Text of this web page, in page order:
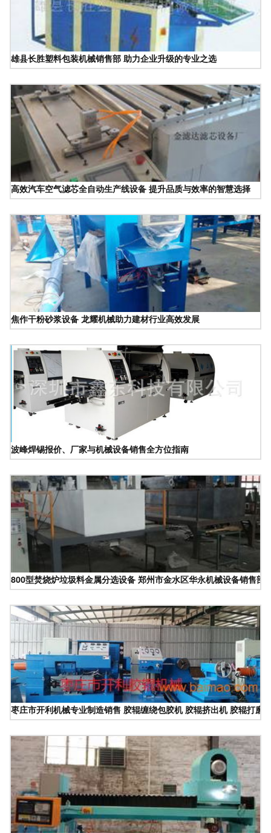
雄县长胜塑料包装机械销售部 助力企业升级的专业之选
高效汽车空气滤芯全自动生产线设备 提升品质与效率的智慧选择
焦作干粉砂浆设备 龙耀机械助力建材行业高效发展
波峰焊锡报价、厂家与机械设备销售全方位指南
800型焚烧炉垃圾料金属分选设备 郑州市金水区华永机械设备销售部
枣庄市开利机械专业制造销售 胶辊缠绕包胶机 胶辊挤出机 胶辊打